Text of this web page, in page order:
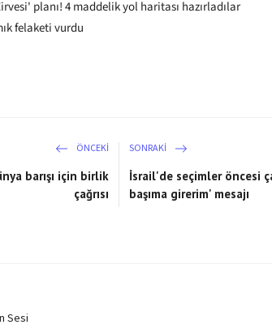
planı! 4 maddelik yol haritası hazırladılar
felaketi vurdu
ÖNCEKI
barışı için birlik
çağrısı
SONRAKI
İsrail'de seçimler öncesi
başıma girerim' mesajı
Sesi